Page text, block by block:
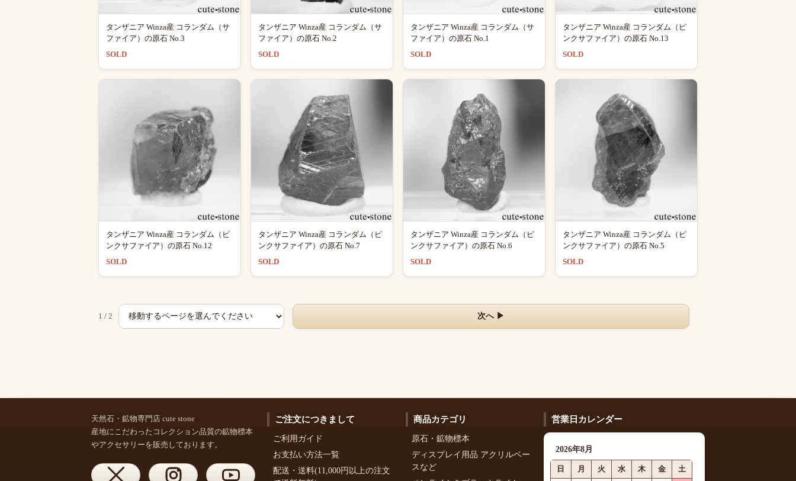
タンザニア Winza産 コランダム（サ
ファイア）の原石 No.3
SOLD
タンザニア Winza産 コランダム（サ
ファイア）の原石 No.2
SOLD
タンザニア Winza産 コランダム（サ
ファイア）の原石 No.1
SOLD
タンザニア Winza産 コランダム（ピ
ンクサファイア）の原石 No.13
SOLD
タンザニア Winza産 コランダム（ピ
ンクサファイア）の原石 No.12
SOLD
タンザニア Winza産 コランダム（ピ
ンクサファイア）の原石 No.7
SOLD
タンザニア Winza産 コランダム（ピ
ンクサファイア）の原石 No.6
SOLD
タンザニア Winza産 コランダム（ピ
ンクサファイア）の原石 No.5
SOLD
1 / 2 次へ ▶
天然石・鉱物専門店 cute stone
産地にこだわったコレクション品質の鉱物標本
やアクセサリーを販売しております。
ご注文につきまして
ご利用ガイド
お支払い方法一覧
配送・送料(11,000円以上の注文
商品カテゴリ
原石・鉱物標本
ディスプレイ用品 アクリルベー
スなど
営業日カレンダー
2026年8月
日 月 火 水 木 金 土